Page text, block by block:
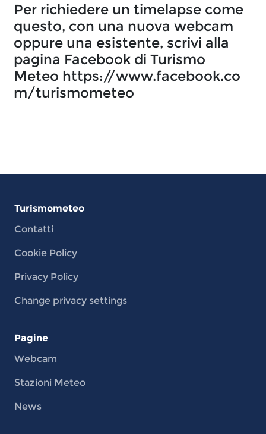
Per richiedere un timelapse come
questo, con una nuova webcam
oppure una esistente, scrivi alla
pagina Facebook di Turismo
Meteo https://www.facebook.co
m/turismometeo
Turismometeo
Contatti
Cookie Policy
Privacy Policy
Change privacy settings
Pagine
Webcam
Stazioni Meteo
News